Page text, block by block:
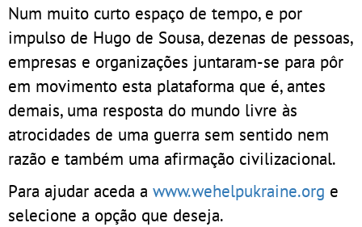
Num muito curto espaço de tempo, e por
impulso de Hugo de Sousa, dezenas de pessoas,
empresas e organizações juntaram-se para pôr
em movimento esta plataforma que é, antes
demais, uma resposta do mundo livre às
atrocidades de uma guerra sem sentido nem
razão e também uma afirmação civilizacional.
Para ajudar aceda a www.wehelpukraine.org e
selecione a opção que deseja.